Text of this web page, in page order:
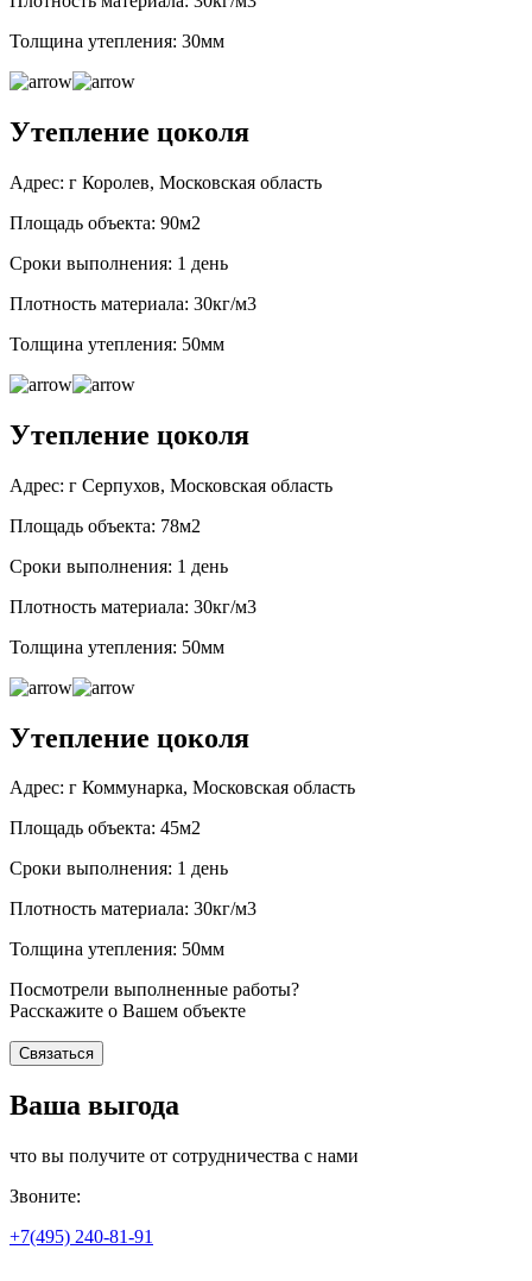
Толщина утепления: 30мм
Утепление цоколя
Адрес: г Королев, Московская область
Площадь объекта: 90м2
Сроки выполнения: 1 день
Плотность материала: 30кг/м3
Толщина утепления: 50мм
Утепление цоколя
Адрес: г Серпухов, Московская область
Площадь объекта: 78м2
Сроки выполнения: 1 день
Плотность материала: 30кг/м3
Толщина утепления: 50мм
Утепление цоколя
Адрес: г Коммунарка, Московская область
Площадь объекта: 45м2
Сроки выполнения: 1 день
Плотность материала: 30кг/м3
Толщина утепления: 50мм
Посмотрели выполненные работы?
Расскажите о Вашем объекте
Связаться
Ваша выгода
что вы получите от сотрудничества с нами
Звоните:
+7(495) 240-81-91